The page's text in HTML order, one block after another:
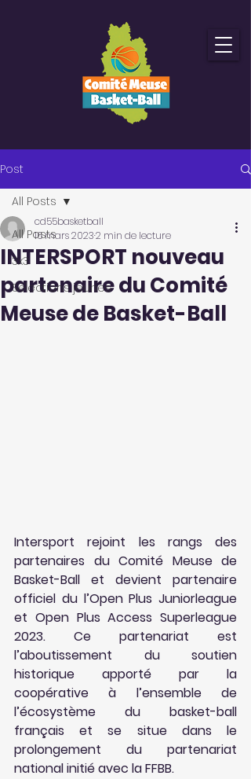
Post
All Posts
3x3
Sélections jeunes
All Posts
INTERSPORT nouveau
partenaire du Comité
Meuse de Basket-Ball
cd55basketball
16 mars 20232 min de lecture
Intersport rejoint les rangs des
partenaires du Comité Meuse de
Basket-Ball et devient partenaire
officiel du l’Open Plus Juniorleague
et Open Plus Access Superleague
2023. Ce partenariat est
l’aboutissement du soutien
historique apporté par la
coopérative à l’ensemble de
l’écosystème du basket-ball
français et se situe dans le
prolongement du partenariat
national initié avec la FFBB.